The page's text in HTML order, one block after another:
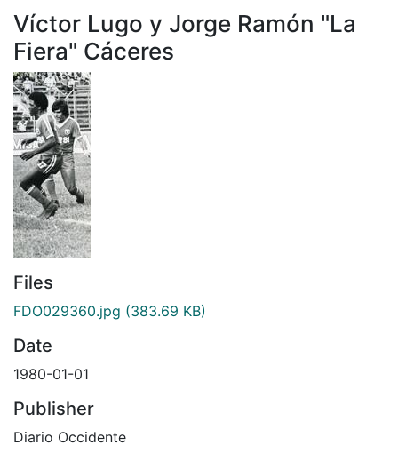
Víctor Lugo y Jorge Ramón "La
Fiera" Cáceres
Files
FDO029360.jpg (383.69 KB)
Date
1980-01-01
Publisher
Diario Occidente